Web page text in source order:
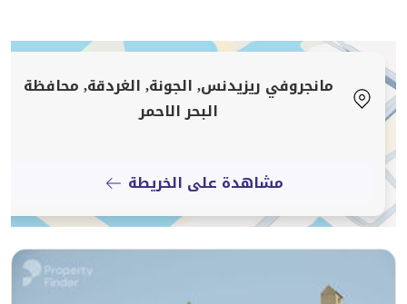
مانجروفي ريزيدنس, الجونة, الغردقة, محافظة
البحر الاحمر
مشاهدة على الخريطة